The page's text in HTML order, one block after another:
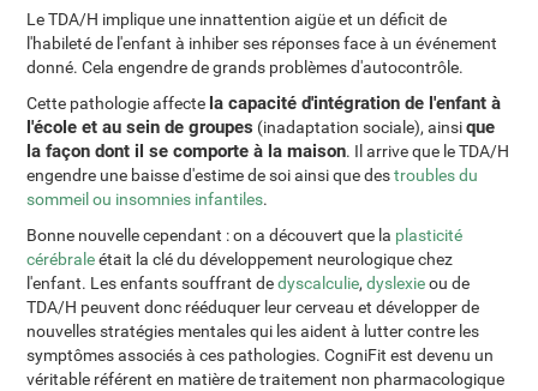
Le TDA/H implique une innattention aigüe et un déficit de
l'habileté de l'enfant à inhiber ses réponses face à un événement
donné. Cela engendre de grands problèmes d'autocontrôle.
Cette pathologie affecte la capacité d'intégration de l'enfant à
l'école et au sein de groupes (inadaptation sociale), ainsique
la façon dont il se comporte à la maison. Il arrive que le TDA/H
engendre une baisse d'estime de soi ainsi que destroubles du
sommeil ou insomnies infantiles.
Bonne nouvelle cependant : on a découvert que la plasticité
cérébraleétait la clé du développement neurologique chez
l'enfant. Les enfants souffrant dedyscalculie,dyslexieou de
TDA/H peuvent donc rééduquer leur cerveau et développer de
nouvelles stratégies mentales qui les aident à lutter contre les
symptômes associés à ces pathologies. CogniFit est devenu un
véritable référent en matière de traitement non pharmacologique